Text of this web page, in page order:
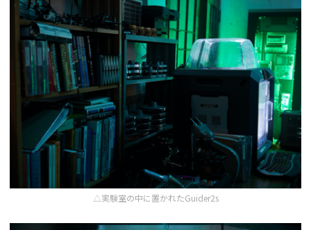
△実験室の中に置かれたGuider2s